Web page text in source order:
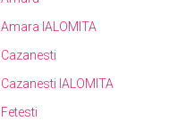
IALOMITA
IALOMITA